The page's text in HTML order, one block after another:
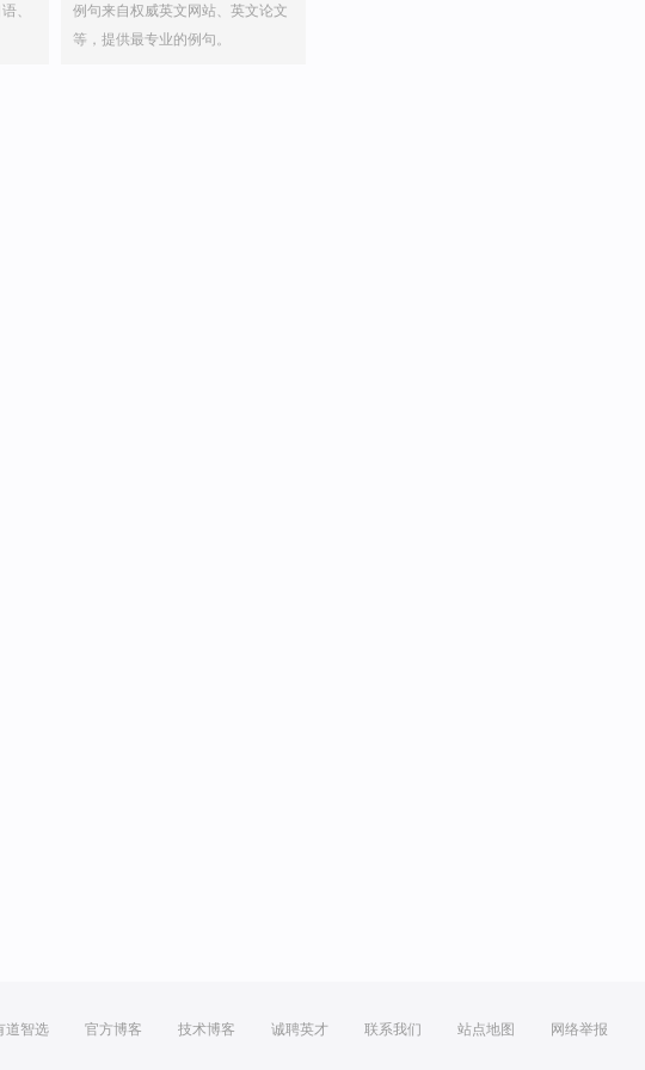
、
例句来自权威英文网站、英文论文
等，提供最专业的例句。
道智选 官方博客 技术博客 诚聘英才 联系我们 站点地图 网络举报